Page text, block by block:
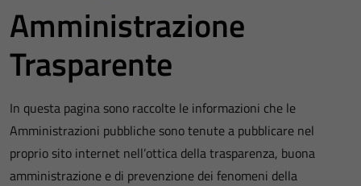
Amministrazione
Trasparente
In questa pagina sono raccolte le informazioni che le
Amministrazioni pubbliche sono tenute a pubblicare nel
proprio sito internet nell’ottica della trasparenza, buona
amministrazione e di prevenzione dei fenomeni della